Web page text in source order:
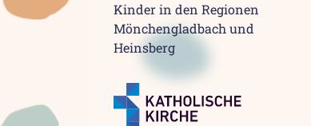
Kinder in den Regionen
Mönchengladbach und
Heinsberg